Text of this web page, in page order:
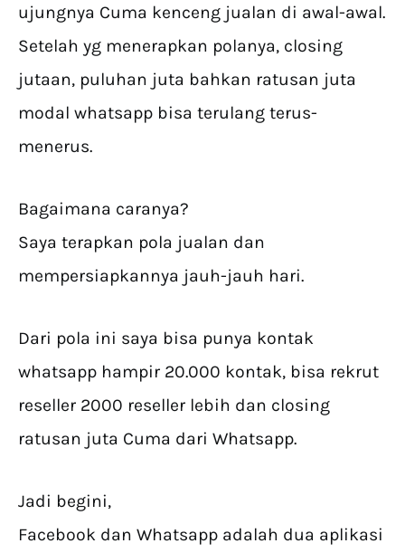
ujungnya Cuma kenceng jualan di awal-awal.
Setelah yg menerapkan polanya, closing
jutaan, puluhan juta bahkan ratusan juta
modal whatsapp bisa terulang terus-
menerus.
Bagaimana caranya?
Saya terapkan pola jualan dan
mempersiapkannya jauh-jauh hari.
Dari pola ini saya bisa punya kontak
whatsapp hampir 20.000 kontak, bisa rekrut
reseller 2000 reseller lebih dan closing
ratusan juta Cuma dari Whatsapp.
Jadi begini,
Facebook dan Whatsapp adalah dua aplikasi